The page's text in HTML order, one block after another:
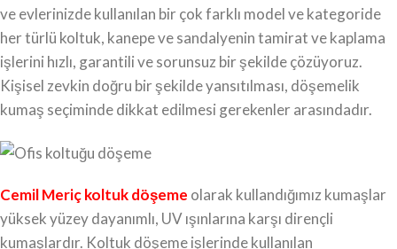
ve evlerinizde kullanılan bir çok farklı model ve kategoride
her türlü koltuk, kanepe ve sandalyenin tamirat ve kaplama
işlerini hızlı, garantili ve sorunsuz bir şekilde çözüyoruz.
Kişisel zevkin doğru bir şekilde yansıtılması, döşemelik
kumaş seçiminde dikkat edilmesi gerekenler arasındadır.
Cemil Meriç koltuk döşeme olarak kullandığımız kumaşlar
yüksek yüzey dayanımlı, UV ışınlarına karşı dirençli
kumaşlardır. Koltuk döşeme işlerinde kullanılan